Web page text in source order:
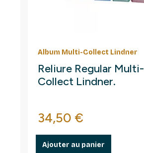
Album Multi-Collect Lindner
Reliure Regular Multi-
Collect Lindner.
Prix
34,50 €
Ajouter au panier